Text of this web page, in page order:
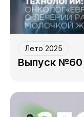
Лето 2025
Выпуск №60